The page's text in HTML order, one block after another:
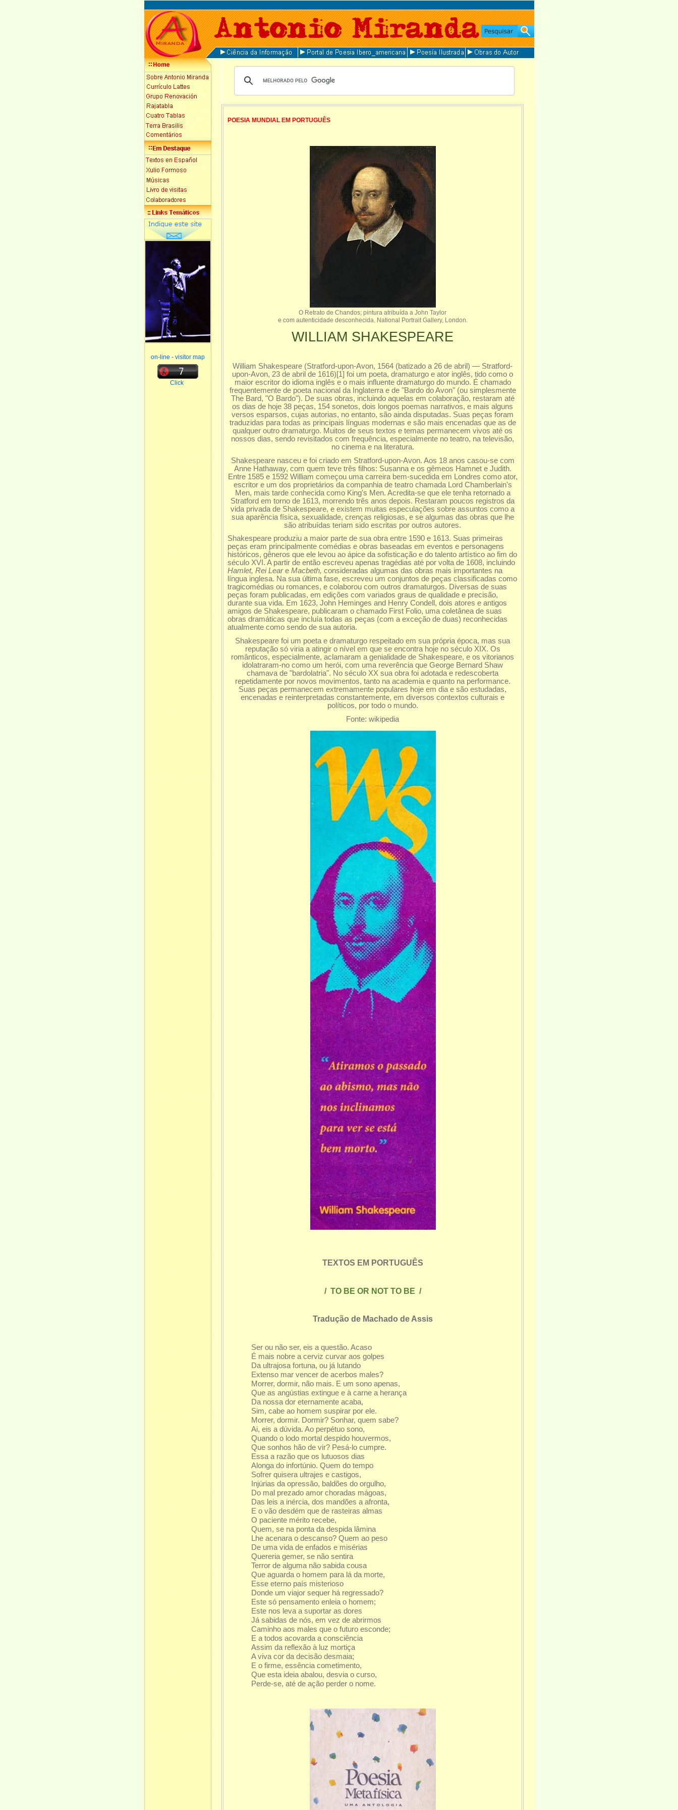
on-line - visitor map
Click
POESIA MUNDIAL EM PORTUGUÊS
O Retrato de Chandos; pintura atribuída a John Taylor
e com autenticidade desconhecida. National Portrait Gallery, London.
WILLIAM SHAKESPEARE
William Shakespeare (Stratford-upon-Avon, 1564 (batizado a 26 de abril) — Stratford-
upon-Avon, 23 de abril de 1616)[1] foi um poeta, dramaturgo e ator inglês, tido como o
maior escritor do idioma inglês e o mais influente dramaturgo do mundo. É chamado
frequentemente de poeta nacional da Inglaterra e de "Bardo do Avon" (ou simplesmente
The Bard, "O Bardo"). De suas obras, incluindo aquelas em colaboração, restaram até
os dias de hoje 38 peças, 154 sonetos, dois longos poemas narrativos, e mais alguns
versos esparsos, cujas autorias, no entanto, são ainda disputadas. Suas peças foram
traduzidas para todas as principais línguas modernas e são mais encenadas que as de
qualquer outro dramaturgo. Muitos de seus textos e temas permanecem vivos até os
nossos dias, sendo revisitados com frequência, especialmente no teatro, na televisão,
no cinema e na literatura.
Shakespeare nasceu e foi criado em Stratford-upon-Avon. Aos 18 anos casou-se com
Anne Hathaway, com quem teve três filhos: Susanna e os gêmeos Hamnet e Judith.
Entre 1585 e 1592 William começou uma carreira bem-sucedida em Londres como ator,
escritor e um dos proprietários da companhia de teatro chamada Lord Chamberlain's
Men, mais tarde conhecida como King's Men. Acredita-se que ele tenha retornado a
Stratford em torno de 1613, morrendo três anos depois. Restaram poucos registros da
vida privada de Shakespeare, e existem muitas especulações sobre assuntos como a
sua aparência física, sexualidade, crenças religiosas, e se algumas das obras que lhe
são atribuídas teriam sido escritas por outros autores.
Shakespeare produziu a maior parte de sua obra entre 1590 e 1613. Suas primeiras
peças eram principalmente comédias e obras baseadas em eventos e personagens
históricos, gêneros que ele levou ao ápice da sofisticação e do talento artístico ao fim do
século XVI. A partir de então escreveu apenas tragédias até por volta de 1608, incluindo
Hamlet, Rei Leare Macbeth, consideradas algumas das obras mais importantes na
língua inglesa. Na sua última fase, escreveu um conjuntos de peças classificadas como
tragicomédias ou romances, e colaborou com outros dramaturgos. Diversas de suas
peças foram publicadas, em edições com variados graus de qualidade e precisão,
durante sua vida. Em 1623, John Heminges and Henry Condell, dois atores e antigos
amigos de Shakespeare, publicaram o chamado First Folio, uma coletânea de suas
obras dramáticas que incluía todas as peças (com a exceção de duas) reconhecidas
atualmente como sendo de sua autoria.
Shakespeare foi um poeta e dramaturgo respeitado em sua própria época, mas sua
reputação só viria a atingir o nível em que se encontra hoje no século XIX. Os
românticos, especialmente, aclamaram a genialidade de Shakespeare, e os vitorianos
idolatraram-no como um herói, com uma reverência que George Bernard Shaw
chamava de "bardolatria". No século XX sua obra foi adotada e redescoberta
repetidamente por novos movimentos, tanto na academia e quanto na performance.
Suas peças permanecem extremamente populares hoje em dia e são estudadas,
encenadas e reinterpretadas constantemente, em diversos contextos culturais e
políticos, por todo o mundo.
Fonte: wikipedia
TEXTOS EM PORTUGUÊS
/ TO BE OR NOT TO BE /
Tradução de Machado de Assis
Ser ou não ser, eis a questão. Acaso
É mais nobre a cerviz curvar aos golpes
Da ultrajosa fortuna, ou já lutando
Extenso mar vencer de acerbos males?
Morrer, dormir, não mais. E um sono apenas,
Que as angústias extingue e à carne a herança
Da nossa dor eternamente acaba,
Sim, cabe ao homem suspirar por ele.
Morrer, dormir. Dormir? Sonhar, quem sabe?
Ai, eis a dúvida. Ao perpétuo sono,
Quando o lodo mortal despido houvermos,
Que sonhos hão de vir? Pesá-lo cumpre.
Essa a razão que os lutuosos dias
Alonga do infortúnio. Quem do tempo
Sofrer quisera ultrajes e castigos,
Injúrias da opressão, baldões do orgulho,
Do mal prezado amor choradas mágoas,
Das leis a inércia, dos mandões a afronta,
E o vão desdém que de rasteiras almas
O paciente mérito recebe,
Quem, se na ponta da despida lâmina
Lhe acenara o descanso? Quem ao peso
De uma vida de enfados e misérias
Quereria gemer, se não sentira
Terror de alguma não sabida cousa
Que aguarda o homem para lá da morte,
Esse eterno país misterioso
Donde um viajor sequer há regressado?
Este só pensamento enleia o homem;
Este nos leva a suportar as dores
Já sabidas de nós, em vez de abrirmos
Caminho aos males que o futuro esconde;
E a todos acovarda a consciência
Assim da reflexão à luz mortiça
A viva cor da decisão desmaia;
E o firme, essência cometimento,
Que esta ideia abalou, desvia o curso,
Perde-se, até de ação perder o nome.